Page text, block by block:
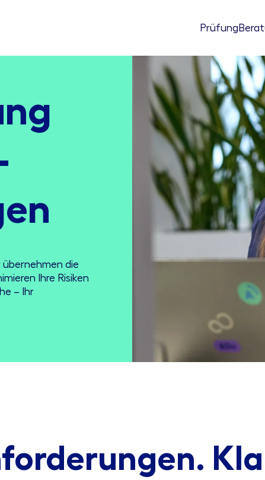
Prüfung
die
Ihre Risiken
– Ihr